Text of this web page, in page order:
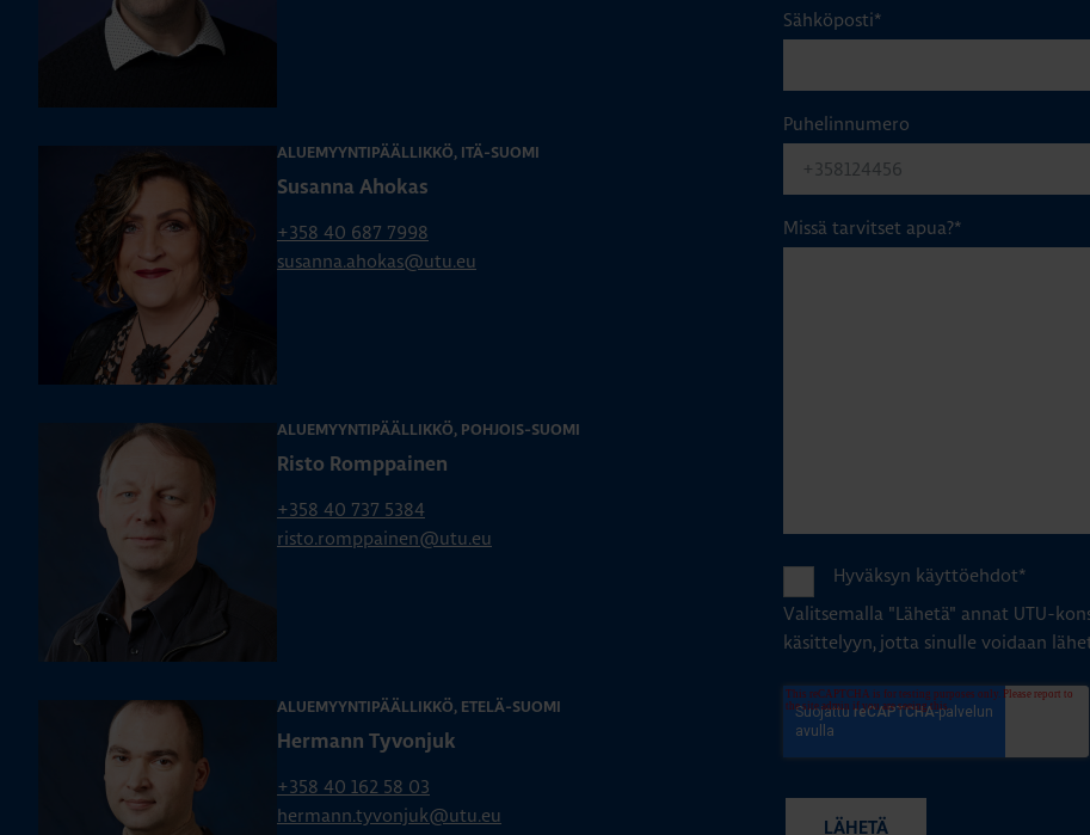
ALUEMYYNTIPÄÄLLIKKÖ, ITÄ-SUOMI
Susanna Ahokas
+358 40 687 7998
susanna.ahokas@utu.eu
ALUEMYYNTIPÄÄLLIKKÖ, POHJOIS-SUOMI
Risto Romppainen
+358 40 737 5384
risto.romppainen@utu.eu
ALUEMYYNTIPÄÄLLIKKÖ, ETELÄ-SUOMI
Hermann Tyvonjuk
+358 40 162 58 03
hermann.tyvonjuk@utu.eu
Sähköposti*
Puhelinnumero
Missä tarvitset apua?*
Hyväksyn käyttöehdot*
Valitsemalla "Lähetä" annat UTU-
käsittelyyn, jotta sinulle voidaan